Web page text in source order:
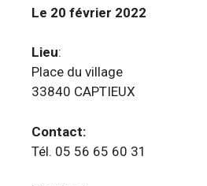
Le 20 février 2022
Lieu:
Place du village
33840 CAPTIEUX
Contact:
Tél. 05 56 65 60 31